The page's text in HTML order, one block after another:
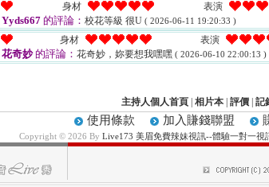
身材 表演
Yyds667 的評論： 校花等級 很U ( 2026-06-11 19:20:33 )
身材 表演
花奇妙的評論： 花奇妙，妳要想我嘿嘿 ( 2026-06-10 22:00:13 )
主持人個人首頁 相片本 評價 記
使用條款 加入賺錢聯盟
Copyright © 2026 By Live173 美眉免費辣妹視訊--體驗一對一視